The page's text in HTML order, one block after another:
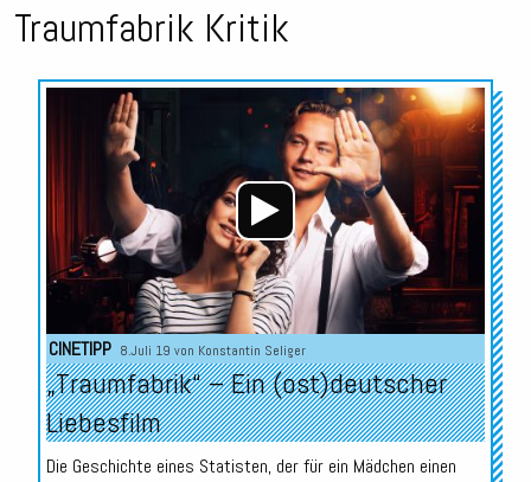
Traumfabrik Kritik
Audio-
Player
CINETIPP 8.Juli 19 von Konstantin Seliger
„Traumfabrik“ – Ein (ost)deutscher
Liebesfilm
Die Geschichte eines Statisten, der für ein Mädchen einen